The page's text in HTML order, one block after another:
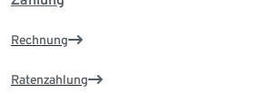
Rechnung
Ratenzahlung